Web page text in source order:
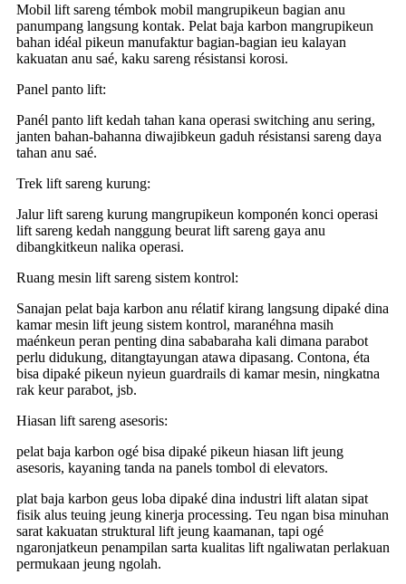
Mobil lift sareng témbok mobil mangrupikeun bagian anu
panumpang langsung kontak. Pelat baja karbon mangrupikeun
bahan idéal pikeun manufaktur bagian-bagian ieu kalayan
kakuatan anu saé, kaku sareng résistansi korosi.
Panel panto lift:
Panél panto lift kedah tahan kana operasi switching anu sering,
janten bahan-bahanna diwajibkeun gaduh résistansi sareng daya
tahan anu saé.
Trek lift sareng kurung:
Jalur lift sareng kurung mangrupikeun komponén konci operasi
lift sareng kedah nanggung beurat lift sareng gaya anu
dibangkitkeun nalika operasi.
Ruang mesin lift sareng sistem kontrol:
Sanajan pelat baja karbon anu rélatif kirang langsung dipaké dina
kamar mesin lift jeung sistem kontrol, maranéhna masih
maénkeun peran penting dina sababaraha kali dimana parabot
perlu didukung, ditangtayungan atawa dipasang. Contona, éta
bisa dipaké pikeun nyieun guardrails di kamar mesin, ningkatna
rak keur parabot, jsb.
Hiasan lift sareng asesoris:
pelat baja karbon ogé bisa dipaké pikeun hiasan lift jeung
asesoris, kayaning tanda na panels tombol di elevators.
plat baja karbon geus loba dipaké dina industri lift alatan sipat
fisik alus teuing jeung kinerja processing. Teu ngan bisa minuhan
sarat kakuatan struktural lift jeung kaamanan, tapi ogé
ngaronjatkeun penampilan sarta kualitas lift ngaliwatan perlakuan
permukaan jeung ngolah.